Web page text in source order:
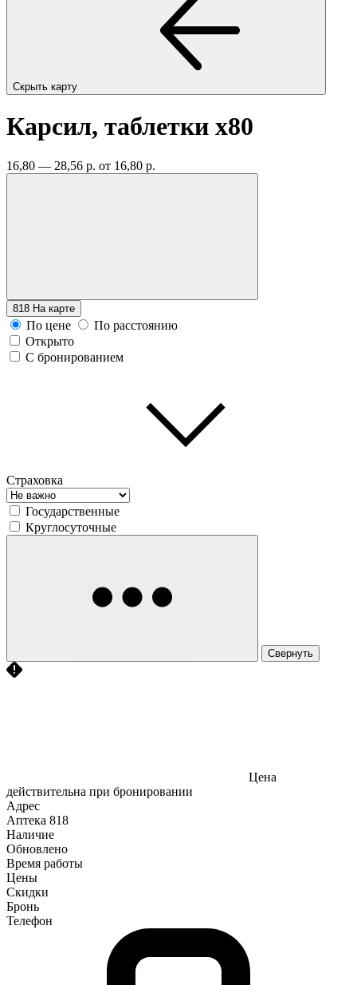
Скрыть карту
Карсил, таблетки x80
16,80 — 28,56 р. от 16,80 р.
818 На карте
По цене
По расстоянию
Открыто
С бронированием
Страховка
Государственные
Круглосуточные
Свернуть
Цена
действительна при бронировании
Адрес
Аптека 818
Наличие
Обновлено
Время работы
Цены
Скидки
Бронь
Телефон